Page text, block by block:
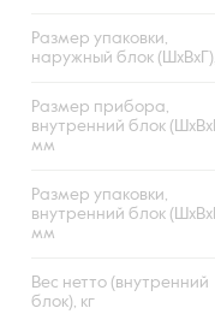
Размер упаковки,
наружный блок
Размер прибора,
внутренний блок
мм
Размер упаковки,
внутренний блок
мм
Вес нетто (внутренний
блок), кг